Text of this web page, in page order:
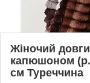
Жіночий
капюшоном
см Туреччина